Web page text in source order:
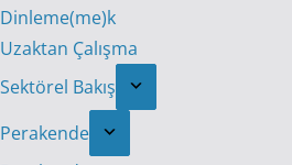
Dinleme(me)k
Uzaktan Çalışma
Sektörel Bakış
Perakende